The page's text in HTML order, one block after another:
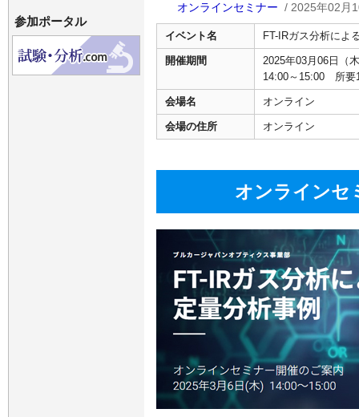
オンラインセミナー / 2025年02月
イベント名 FT-IRガス分析によ
開催期間
2025年03月06日（
14:00～15:00 所要
会場名 オンライン
会場の住所 オンライン
オンラインセ
参加ポータル